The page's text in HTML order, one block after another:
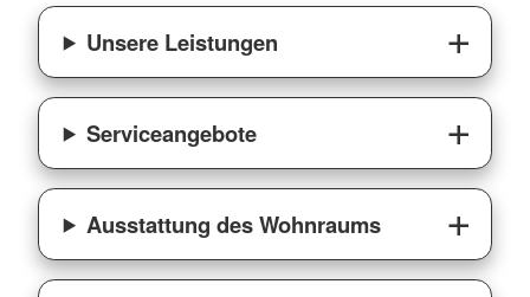
Unsere Leistungen
Serviceangebote
Ausstattung des Wohnraums